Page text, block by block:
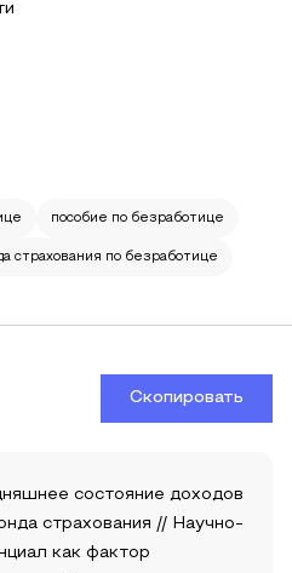
пособие по безработице
страхования по безработице
Скопировать
состояние доходов
страхования // Научно-
как фактор